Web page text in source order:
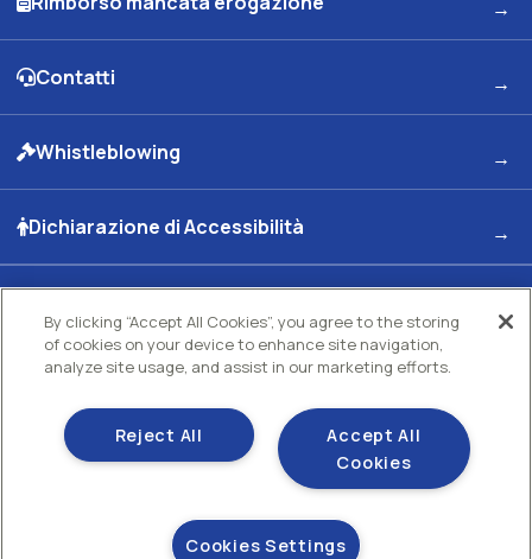
Contatti
Whistleblowing
Dichiarazione di Accessibilità
Kuwait Petroleum Italia S.p.A
Sede legale e Uffici: Viale dell'Oceano Indiano 13 00144 - ROMA
Partita Iva 00891951006 C.F. 00435970587 C.S. Euro 130.000.000 int. vers. R.E.A di
Società con un socio Unico Società soggetta ad attività di direzione e coordinamento
Kuwait Petroleum Corporation
Gestisci i tuoi cookie
By clicking “Accept All Cookies”, you agree to the storing
of cookies on your device to enhance site navigation,
analyze site usage, and assist in our marketing efforts.
Accept All
Cookies
Reject All
Cookies Settings